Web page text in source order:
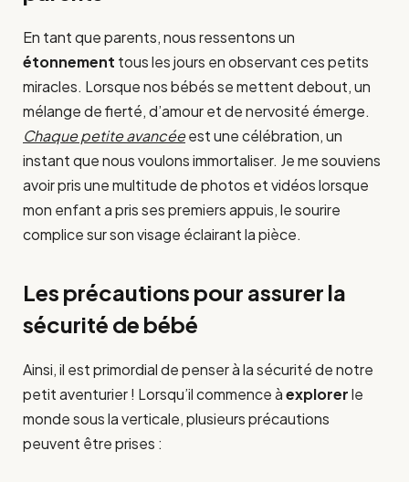
En tant que parents, nous ressentons un
étonnement tous les jours en observant ces petits
miracles. Lorsque nos bébés se mettent debout, un
mélange de fierté, d’amour et de nervosité émerge.
Chaque petite avancéeest une célébration, un
instant que nous voulons immortaliser. Je me souviens
avoir pris une multitude de photos et vidéos lorsque
mon enfant a pris ses premiers appuis, le sourire
complice sur son visage éclairant la pièce.
Les précautions pour assurer la
sécurité de bébé
Ainsi, il est primordial de penser à la sécurité de notre
petit aventurier ! Lorsqu’il commence àexplorerle
monde sous la verticale, plusieurs précautions
peuvent être prises :